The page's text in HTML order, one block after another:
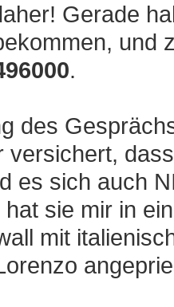
Gerade
und
.
des
versichert,
es sich auch
sie mir in
mit